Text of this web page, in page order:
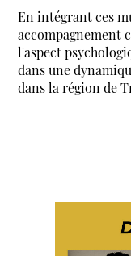
En intégrant ces
accompagnement
l'aspect
dans une
dans la région de